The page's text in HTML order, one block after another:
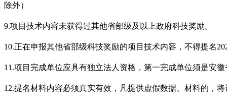
除外）
9.项目技术内容未获得过其他省部级及以上政府科技奖励。
10.正在申报其他省部级科技奖励的项目技术内容，不得提名
11.项目完成单位应具有独立法人资格，第一完成单位须是安
12.提名材料内容必须真实有效，凡提供虚假数据、材料的，